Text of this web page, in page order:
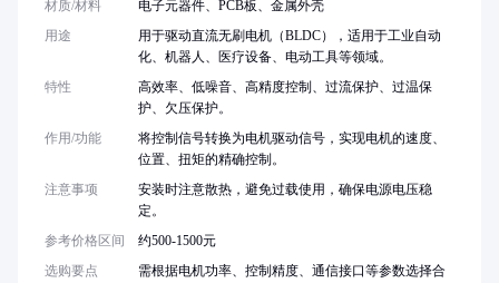
材质/材料
电子元器件、PCB板、金属外壳
用途
用于驱动直流无刷电机（BLDC），适用于工业自动
化、机器人、医疗设备、电动工具等领域。
特性
高效率、低噪音、高精度控制、过流保护、过温保
护、欠压保护。
作用/功能
将控制信号转换为电机驱动信号，实现电机的速度、
位置、扭矩的精确控制。
注意事项
安装时注意散热，避免过载使用，确保电源电压稳
定。
参考价格区间
约500-1500元
选购要点
需根据电机功率、控制精度、通信接口等参数选择合